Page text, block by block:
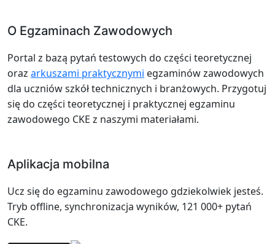
O Egzaminach Zawodowych
Portal z bazą pytań testowych do części teoretycznej
oraz arkuszami praktycznymi egzaminów zawodowych
dla uczniów szkół technicznych i branżowych. Przygotuj
się do części teoretycznej i praktycznej egzaminu
zawodowego CKE z naszymi materiałami.
Aplikacja mobilna
Ucz się do egzaminu zawodowego gdziekolwiek jesteś.
Tryb offline, synchronizacja wyników, 121 000+ pytań
CKE.